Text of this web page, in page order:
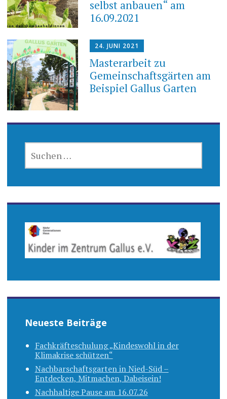
selbst anbauen“ am
16.09.2021
24. JUNI 2021
Masterarbeit zu
Gemeinschaftsgärten am
Beispiel Gallus Garten
NACH:
Neueste Beiträge
Fachkräfteschulung „Kindeswohl in der
Klimakrise schützen“
Nachbarschaftsgarten in Nied-Süd –
Entdecken, Mitmachen, Dabeisein!
Nachhaltige Pause am 16.07.26